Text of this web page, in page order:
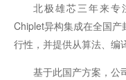
北极雄芯三年来专
Chiplet异构集成在全国
行性，并提供从算法、编
基于此国产方案，公